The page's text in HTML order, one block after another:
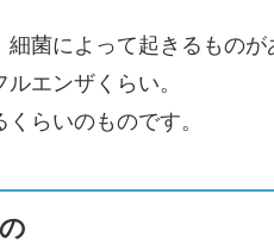
菌によって起きるもの
エンザくらい。
らいのものです。